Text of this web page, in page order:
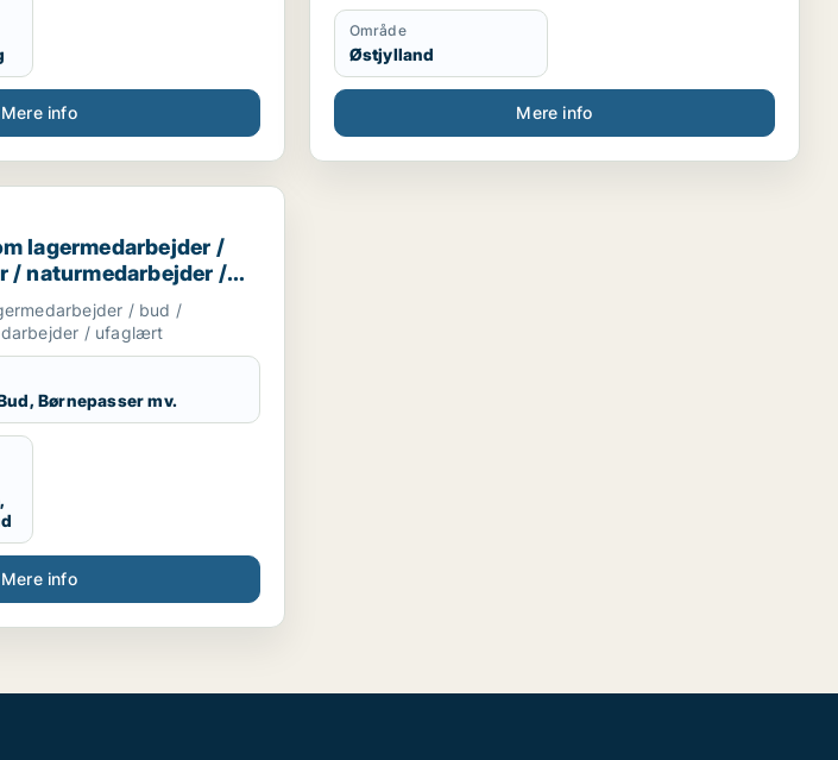
Mere info
Område
Østjylland
Mere info
/ produktionsteknolog
lagermedarbejder / bud / børnepasser / naturmedarbejder / ufaglært
lagermedarbejder /
/ naturmedarbejder /
/ bud /
/ ufaglært
Børnepasser mv.
Mere info